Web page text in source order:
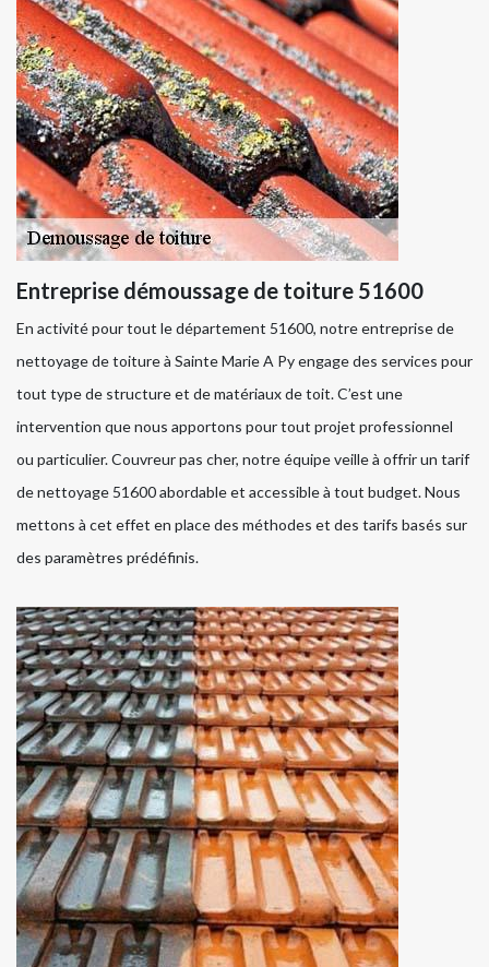
Entreprise démoussage de toiture 51600
En activité pour tout le département 51600, notre entreprise de
nettoyage de toiture à Sainte Marie A Py engage des services pour
tout type de structure et de matériaux de toit. C’est une
intervention que nous apportons pour tout projet professionnel
ou particulier. Couvreur pas cher, notre équipe veille à offrir un tarif
de nettoyage 51600 abordable et accessible à tout budget. Nous
mettons à cet effet en place des méthodes et des tarifs basés sur
des paramètres prédéfinis.